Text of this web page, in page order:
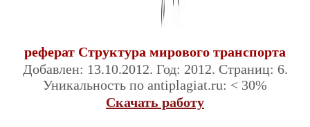
реферат Структура мирового транспорта
Добавлен: 13.10.2012. Год: 2012. Страниц: 6.
Уникальность по antiplagiat.ru: < 30%
Скачать работу